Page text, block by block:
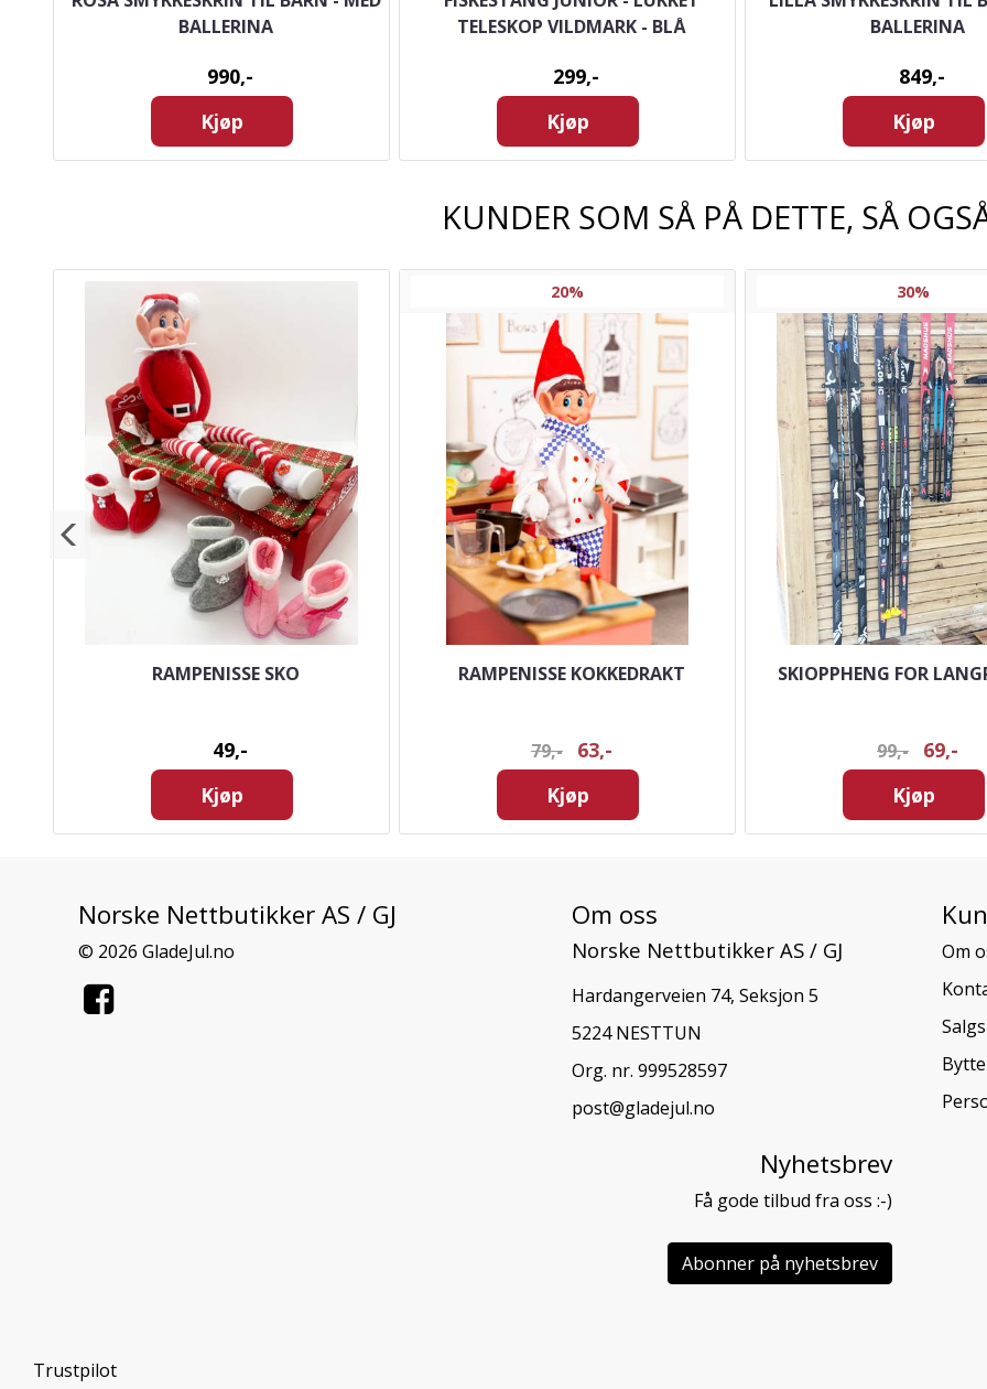
BALLERINA
990,-
Kjøp
TELESKOP VILDMARK - BLÅ
299,-
Kjøp
BALLERINA
849,-
Kjøp
KUNDER SOM SÅ PÅ DETTE, SÅ
RAMPENISSE SKO
49,-
Kjøp
20%
RAMPENISSE KOKKEDRAKT
79,-
63,-
Kjøp
30%
SKIOPPHENG FOR
99,-
69,-
Kjøp
Norske Nettbutikker AS / GJ
© 2026 GladeJul.no
Om oss
Norske Nettbutikker AS / GJ
Hardangerveien 74, Seksjon 5
5224 NESTTUN
Org. nr. 999528597
post@gladejul.no
Om
Nyhetsbrev
Få gode tilbud fra oss :-)
Abonner på nyhetsbrev
Trustpilot